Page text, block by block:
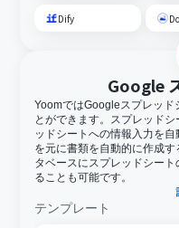
Dify
Google
YoomではGoogleスプレッド
とができます。スプレッド
ッドシートへの情報入力を
を元に書類を自動的に作成
タベースにスプレッドシー
ることも可能です。
テンプレート